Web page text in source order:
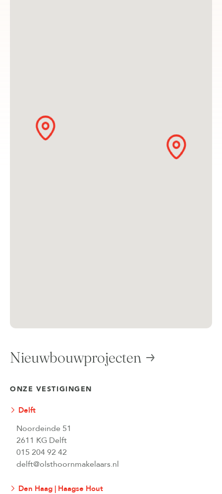
Nieuwbouwprojecten
ONZE VESTIGINGEN
Delft
Noordeinde 51
2611 KG Delft
015 204 92 42
delft@olsthoornmakelaars.nl
Den Haag | Haagse Hout